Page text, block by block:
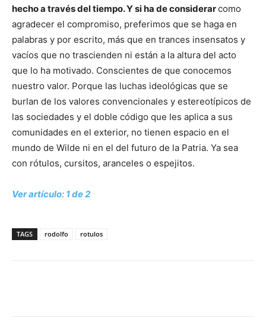
hecho a través del tiempo. Y si ha de considerarcomo
agradecer el compromiso, preferimos que se haga en
palabras y por escrito, más que en trances insensatos y
vacíos que no trascienden ni están a la altura del acto
que lo ha motivado. Conscientes de que conocemos
nuestro valor. Porque las luchas ideológicas que se
burlan de los valores convencionales y estereotípicos de
las sociedades y el doble código que les aplica a sus
comunidades en el exterior, no tienen espacio en el
mundo de Wilde ni en el del futuro de la Patria. Ya sea
con rótulos, cursitos, aranceles o espejitos.
Ver artículo: 1 de 2
TAGS rodolfo rotulos